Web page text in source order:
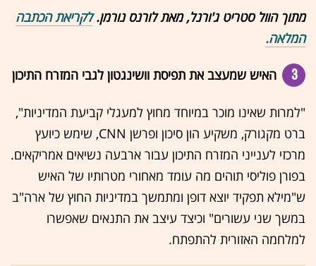
מתוך הוול סטריט ג'ורנל, מאת לורנס נורמן.לקריאת הכתבה
המלאה.
3 האיש שמעצב את תפיסת וושינגטון לגבי המזרח התיכון
"למרות שאינו מוכר במיוחד מחוץ למעגלי קביעת המדיניות",
ברט מקגורק, משקיע הון סיכון ופרשן CNN, שימש כיועץ
מרכזי לענייני המזרח התיכון עבור ארבעה נשיאים אמריקאים.
בפורן פוליסי תוהים מה עומד מאחורי מטרותיו של האיש
ש"מילא תפקיד יוצא דופן ומתמשך במדיניות החוץ של ארה"ב
במשך שני עשורים" וכיצד עיצב את התנאים שאפשרו
למלחמה האזורית להתפתח.